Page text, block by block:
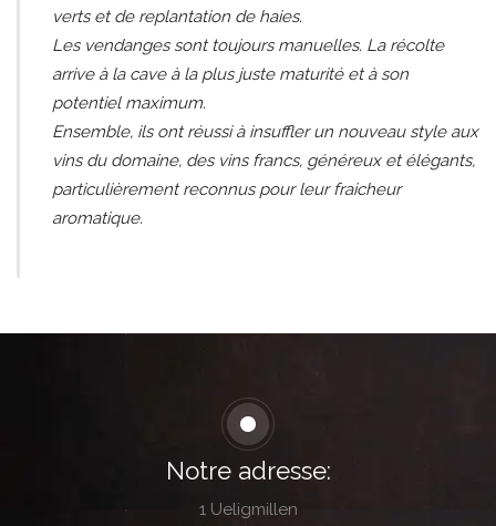
verts et de replantation de haies.
Les vendanges sont toujours manuelles. La récolte
arrive à la cave à la plus juste maturité et à son
potentiel maximum.
Ensemble, ils ont réussi à insuffler un nouveau style aux
vins du domaine, des vins francs, généreux et élégants,
particulièrement reconnus pour leur fraicheur
aromatique.
Notre adresse:
1 Ueligmillen